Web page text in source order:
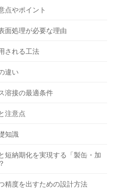
点やポイント
面処理が必要な理由
される工法
違い
溶接の最適条件
注意点
知識
短納期化を実現する「製缶・加
精度を出すための設計方法